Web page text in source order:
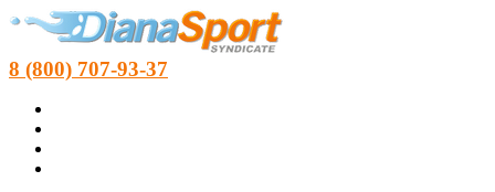
8 (800) 707-93-37